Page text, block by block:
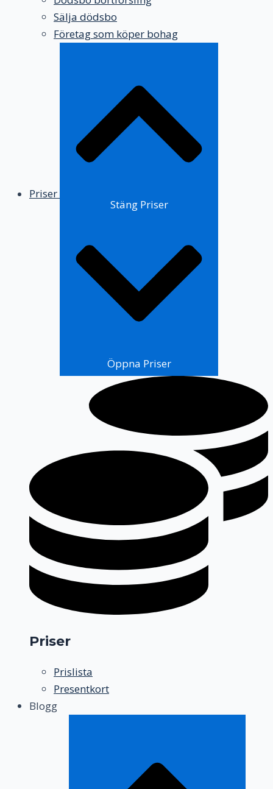
Sälja dödsbo
Företag som köper bohag
Priser
Stäng Priser
Öppna Priser
Priser
Prislista
Presentkort
Blogg